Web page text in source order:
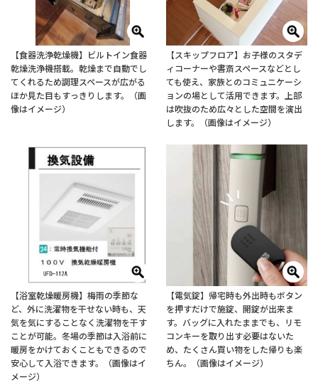
【食器洗浄乾燥機】ビルトイン食器
乾燥洗浄機搭載。乾燥まで自動でし
てくれるため調理スペースが広がる
ほか見た目もすっきりします。（画
像はイメージ）
【スキップフロア】お子様のスタデ
ィコーナーや書斎スペースなどとし
ても使え、家族とのコミュニケーシ
ョンの場として活用できます。上部
は吹抜のため広々とした空間を演出
します。（画像はイメージ）
【浴室乾燥暖房機】梅雨の季節な
ど、外に洗濯物を干せない時も、天
気を気にすることなく洗濯物を干す
ことが可能。冬場の季節は入浴前に
暖房をかけておくこともできるので
安心して入浴できます。（画像はイ
メージ）
【電気錠】帰宅時も外出時もボタン
を押すだけで施錠、開錠が出来ま
す。バッグに入れたままでも、リモ
コンキーを取り出す必要はないた
め、たくさん買い物をした帰りも楽
ちん。（画像はイメージ）